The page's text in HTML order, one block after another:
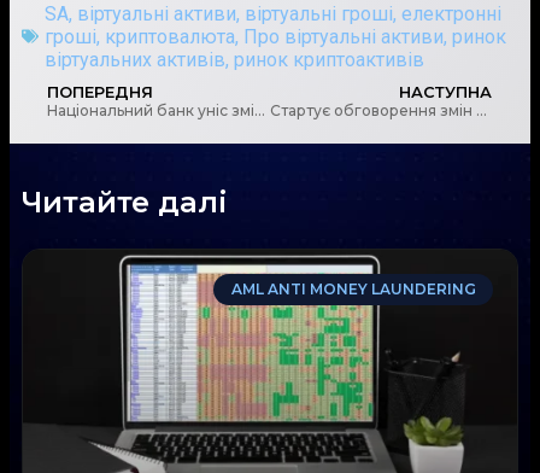
SA, віртуальні активи, віртуальні гроші, електронні
гроші, криптовалюта, Про віртуальні активи, ринок
віртуальних активів, ринок криптоактивів
ПОПЕРЕДНЯ
Національний банк уніс зміни до системи контролю за діяльністю банків у сфері готівкового обігу
НАСТУПНА
Стартує обговорення змін нормативно-правових актів з питань готівкового обігу
Читайте далі
AML ANTI MONEY LAUNDERING